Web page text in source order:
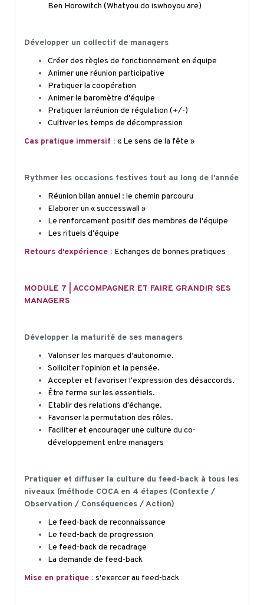
Ben Horowitch (Whatyou do iswhoyou are)
Développer un collectif de managers
Créer des règles de fonctionnement en équipe
Animer une réunion participative
Pratiquer la coopération
Animer le baromètre d'équipe
Pratiquer la réunion de régulation (+/-)
Cultiver les temps de décompression
Cas pratique immersif : « Le sens de la fête »
Rythmer les occasions festives tout au long de l'année
Réunion bilan annuel : le chemin parcouru
Elaborer un «successwall »
Le renforcement positif des membres de l'équipe
Les rituels d'équipe
Retours d'expérience : Echanges de bonnes pratiques
MODULE 7 | ACCOMPAGNER ET FAIRE GRANDIR SES
MANAGERS
Développer la maturité de ses managers
Valoriser les marques d'autonomie.
Solliciter l'opinion et la pensée.
Accepter et favoriser l'expression des désaccords.
Être ferme sur les essentiels.
Etablir des relations d'échange.
Favoriser la permutation des rôles.
Faciliter et encourager une culture du co-
développement entre managers
Pratiquer et diffuser la culture du feed-back à tous les
niveaux (méthode COCA en 4 étapes (Contexte /
Observation / Conséquences / Action)
Le feed-back de reconnaissance
Le feed-back de progression
Le feed-back de recadrage
La demande de feed-back
Mise en pratique : s'exercer au feed-back